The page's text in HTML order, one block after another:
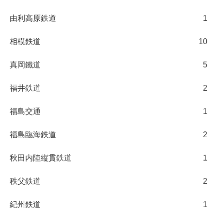
由利高原鉄道 1
相模鉄道 10
真岡鐵道 5
福井鉄道 2
福島交通 1
福島臨海鉄道 2
秋田内陸縦貫鉄道 1
秩父鉄道 2
紀州鉄道 1